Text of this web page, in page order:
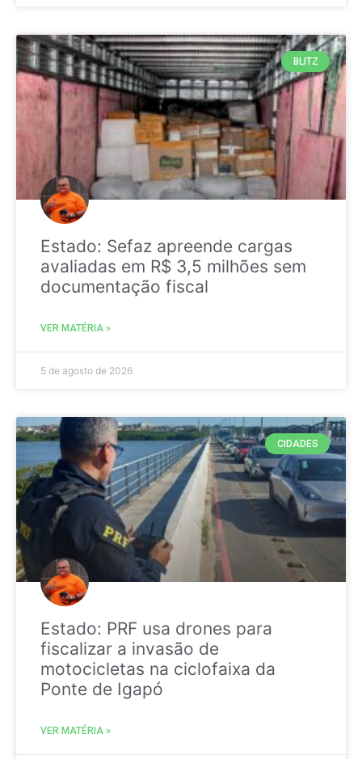
BLITZ
Estado: Sefaz apreende cargas
avaliadas em R$ 3,5 milhões sem
documentação fiscal
VER MATÉRIA »
5 de agosto de 2026
CIDADES
Estado: PRF usa drones para
fiscalizar a invasão de
motocicletas na ciclofaixa da
Ponte de Igapó
VER MATÉRIA »